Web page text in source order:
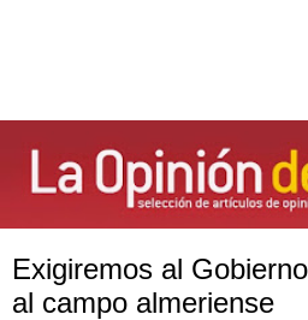
Exigiremos al
al campo almeriense